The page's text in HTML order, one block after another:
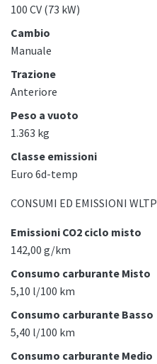
100 CV (73 kW)
Cambio
Manuale
Trazione
Anteriore
Peso a vuoto
1.363 kg
Classe emissioni
Euro 6d-temp
CONSUMI ED EMISSIONI WLTP
Emissioni CO2 ciclo misto
142,00 g/km
Consumo carburante Misto
5,10 l/100 km
Consumo carburante Basso
5,40 l/100 km
Consumo carburante Medio